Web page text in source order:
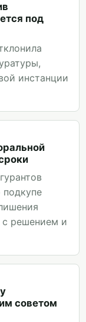
под
инстанции
подкупе
с решением и
советом